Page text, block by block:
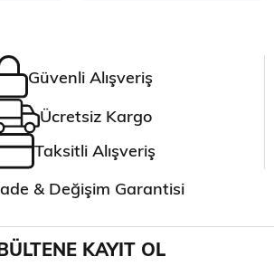
Güvenli Alışveriş
Ücretsiz Kargo
Taksitli Alışveriş
& Değişim Garantisi
KAYIT OL